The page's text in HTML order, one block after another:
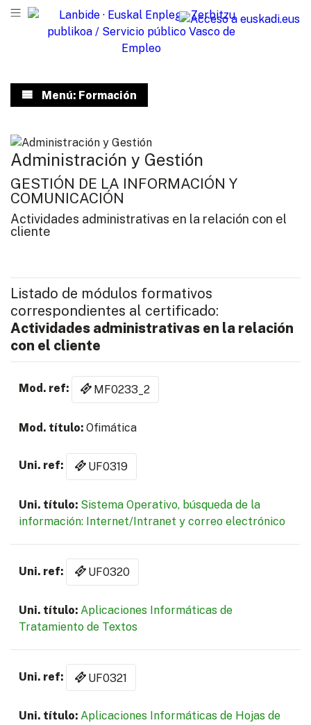
Menú: Formación
Administración y Gestión
GESTIÓN DE LA INFORMACIÓN Y
COMUNICACIÓN
Actividades administrativas en la relación con el
cliente
Listado de módulos formativos
correspondientes al certificado:
Actividades administrativas en la relación
con el cliente
MF0233_2
Ofimática
UF0319
Sistema Operativo, búsqueda de la
información: Internet/Intranet y correo electrónico
UF0320
Aplicaciones Informáticas de
Tratamiento de Textos
UF0321
Aplicaciones Informáticas de Hojas de